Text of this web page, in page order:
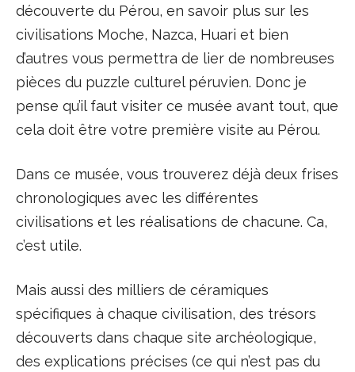
découverte du Pérou, en savoir plus sur les
civilisations Moche, Nazca, Huari et bien
d’autres vous permettra de lier de nombreuses
pièces du puzzle culturel péruvien. Donc je
pense qu’il faut visiter ce musée avant tout, que
cela doit être votre première visite au Pérou.
Dans ce musée, vous trouverez déjà deux frises
chronologiques avec les différentes
civilisations et les réalisations de chacune. Ca,
c’est utile.
Mais aussi des milliers de céramiques
spécifiques à chaque civilisation, des trésors
découverts dans chaque site archéologique,
des explications précises (ce qui n’est pas du